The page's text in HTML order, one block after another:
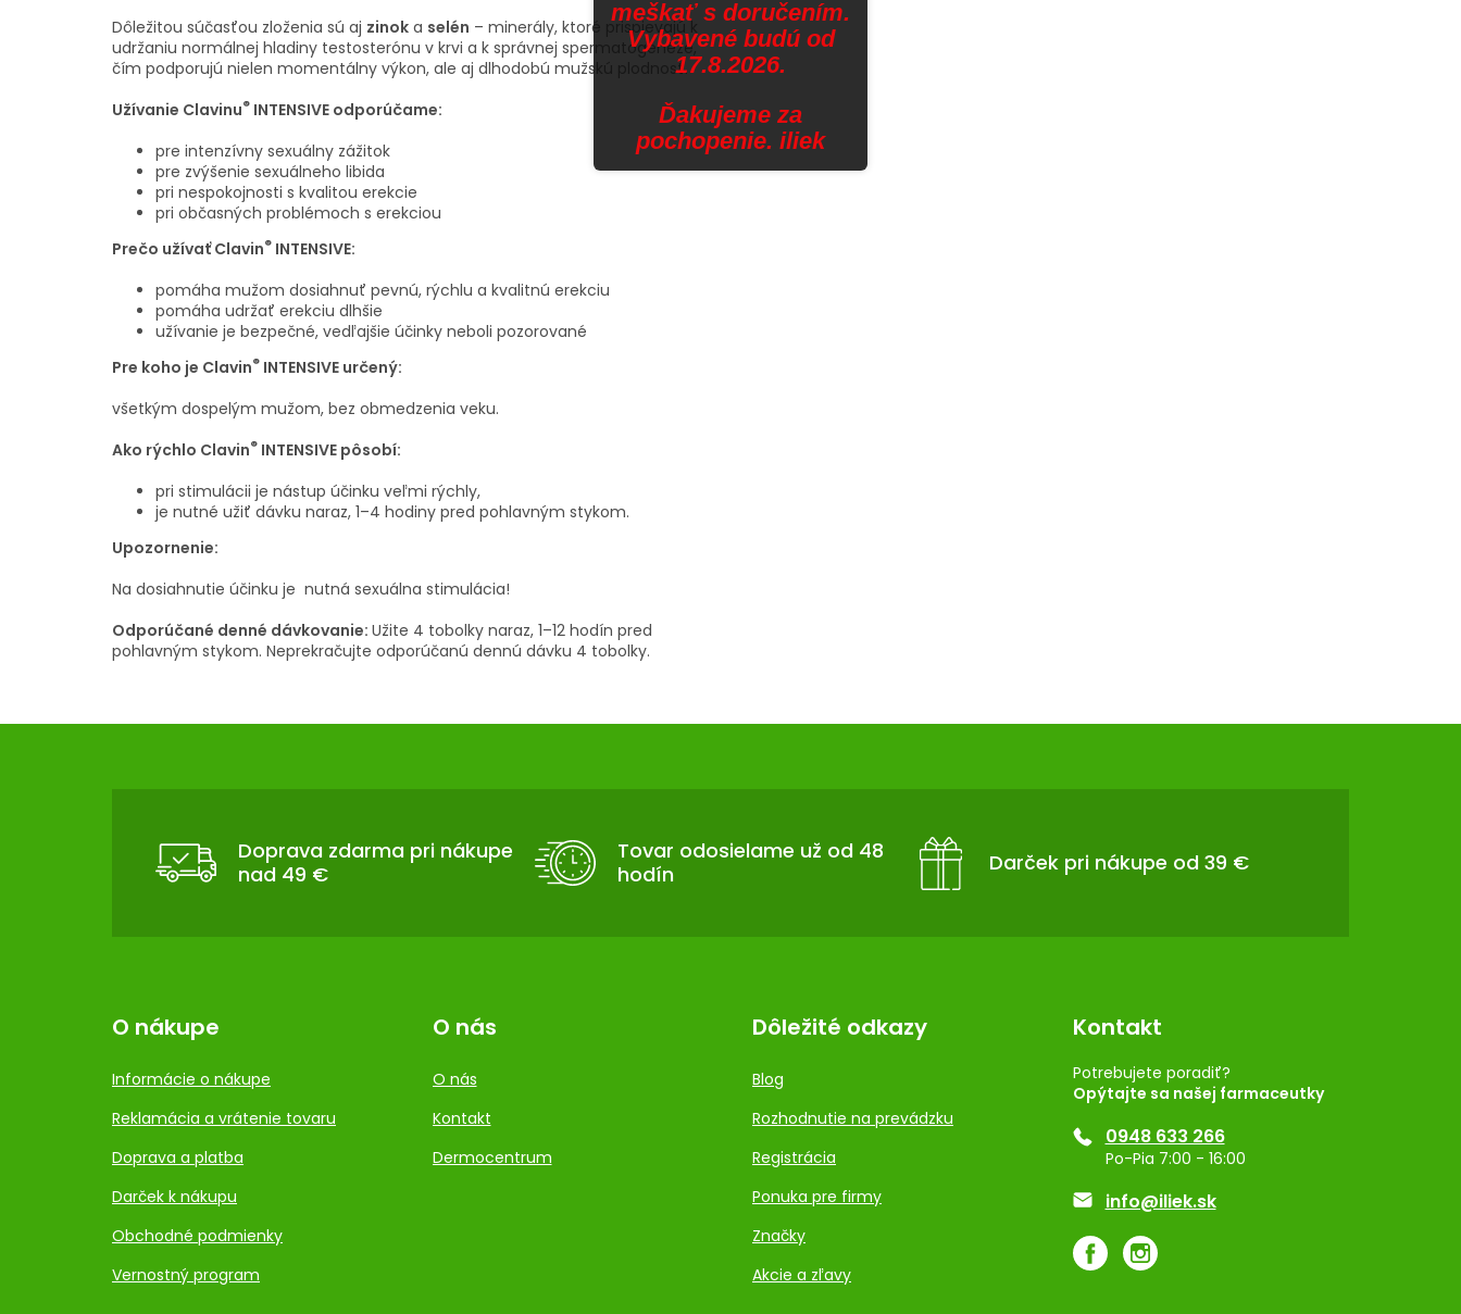
Dôležitou súčasťou zloženia sú aj zinok a selén – minerály, ktoré prispievajú k
udržaniu normálnej hladiny testosterónu v krvi a k správnej spermatogenéze,
čím podporujú nielen momentálny výkon, ale aj dlhodobú mužskú plodnosť.
Užívanie Clavinu® INTENSIVE odporúčame:
pre intenzívny sexuálny zážitok
pre zvýšenie sexuálneho libida
pri nespokojnosti s kvalitou erekcie
pri občasných problémoch s erekciou
Prečo užívať Clavin® INTENSIVE:
pomáha mužom dosiahnuť pevnú, rýchlu a kvalitnú erekciu
pomáha udržať erekciu dlhšie
užívanie je bezpečné, vedľajšie účinky neboli pozorované
Pre koho je Clavin® INTENSIVE určený:
všetkým dospelým mužom, bez obmedzenia veku.
Ako rýchlo Clavin® INTENSIVE pôsobí:
pri stimulácii je nástup účinku veľmi rýchly,
je nutné užiť dávku naraz, 1–4 hodiny pred pohlavným stykom.
Upozornenie:
Na dosiahnutie účinku je nutná sexuálna stimulácia!
Odporúčané denné dávkovanie: Užite 4 tobolky naraz, 1–12 hodín pred
pohlavným stykom. Neprekračujte odporúčanú dennú dávku 4 tobolky.
Doprava zdarma pri nákupe
nad 49 €
Tovar odosielame už od 48
hodín
Darček pri nákupe od 39 €
O nákupe
Informácie o nákupe
Reklamácia a vrátenie tovaru
Doprava a platba
Darček k nákupu
Obchodné podmienky
Vernostný program
O nás
O nás
Kontakt
Dermocentrum
Dôležité odkazy
Blog
Rozhodnutie na prevádzku
Registrácia
Ponuka pre firmy
Značky
Akcie a zľavy
Kontakt
Potrebujete poradiť?
Opýtajte sa našej farmaceutky
0948 633 266
Po-Pia 7:00 - 16:00
info@iliek.sk
meškať s doručením.
Vybavené budú od
17.8.2026.
Ďakujeme za
pochopenie. iliek